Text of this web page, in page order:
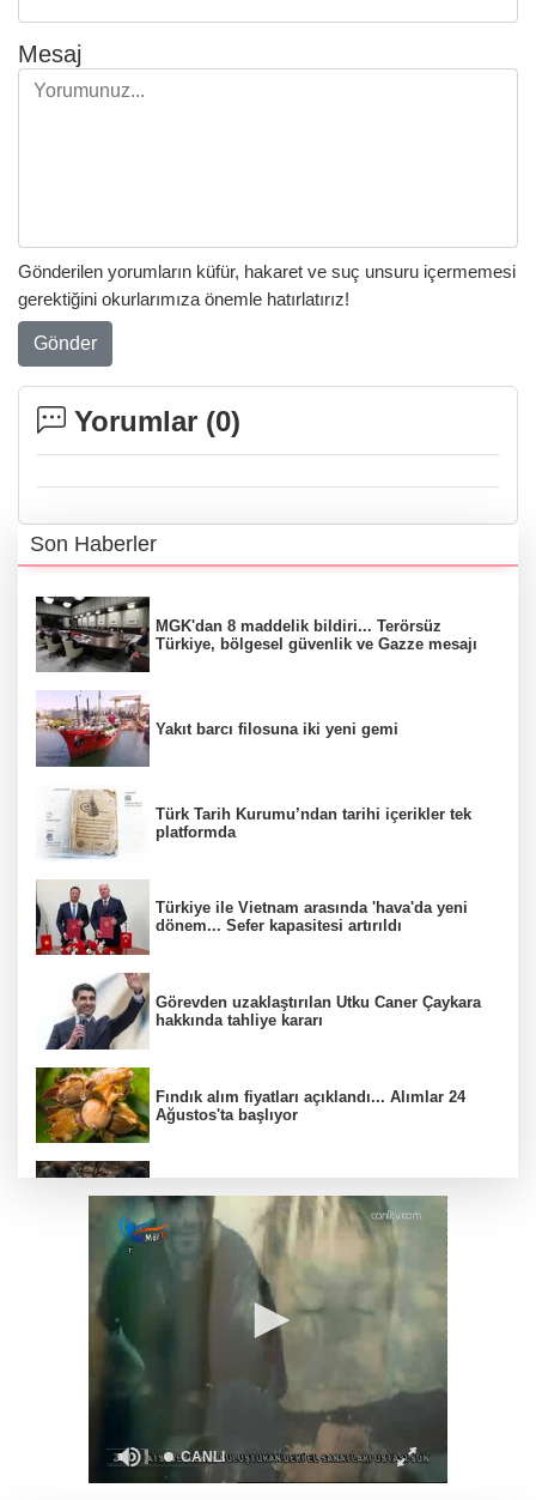
Mesaj
Gönderilen yorumların küfür, hakaret ve suç unsuru içermemesi
gerektiğini okurlarımıza önemle hatırlatırız!
Gönder
Yorumlar (0)
Son Haberler
MGK'dan 8 maddelik bildiri... Terörsüz
Türkiye, bölgesel güvenlik ve Gazze mesajı
Yakıt barcı filosuna iki yeni gemi
Türk Tarih Kurumu’ndan tarihi içerikler tek
platformda
Türkiye ile Vietnam arasında 'hava'da yeni
dönem... Sefer kapasitesi artırıldı
Görevden uzaklaştırılan Utku Caner Çaykara
hakkında tahliye kararı
Fındık alım fiyatları açıklandı... Alımlar 24
Ağustos'ta başlıyor
yaban keçisi için ceza uygulandı
Carettalar yeni sezona hırslı başladı
Balıkesir'de Kepsut’a Kent Lokantası ve
altyapı desteği
CHP Grup Başkanvekili Kılıç’tan
'silahsızlanma' vurgusu